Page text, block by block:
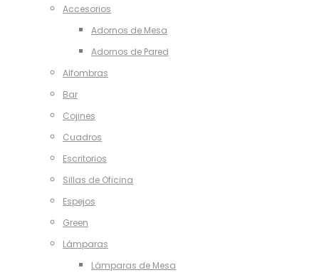
Accesorios
Adornos de Mesa
Adornos de Pared
Alfombras
Bar
Cojines
Cuadros
Escritorios
Sillas de Oficina
Espejos
Green
Lámparas
Lámparas de Mesa